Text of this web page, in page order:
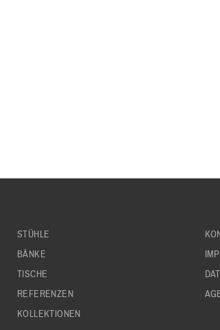
STÜHLE
BÄNKE
TISCHE
REFERENZEN
KOLLEKTIONEN